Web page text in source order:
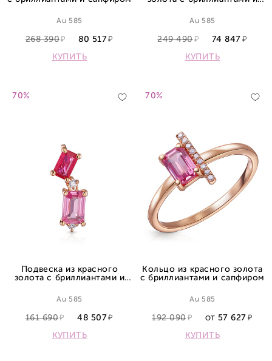
Au 585
268 390
80 517
КУПИТЬ
Au 585
249 490
74 847
КУПИТЬ
70%
Подвеска из красного
золота с бриллиантами и
Au 585
161 690
48 507
КУПИТЬ
70%
Кольцо из красного золота
с бриллиантами и сапфиром
Au 585
192 090 ОТ 57 627
КУПИТЬ